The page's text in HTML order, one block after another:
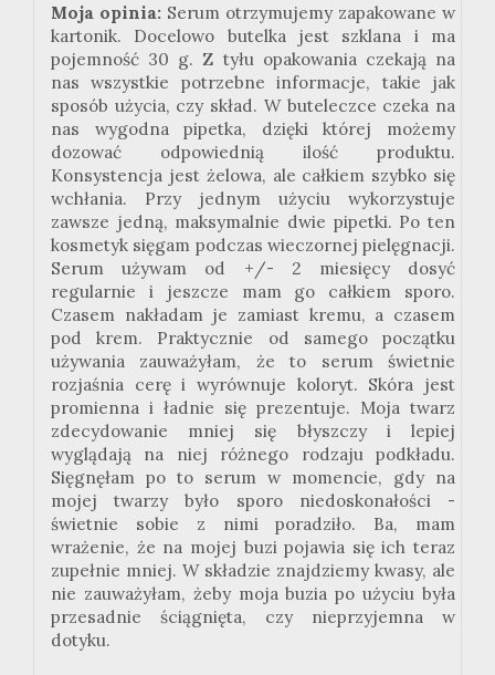
Moja opinia: Serum otrzymujemy zapakowane w
kartonik. Docelowo butelka jest szklana i ma
pojemność 30 g. Z tyłu opakowania czekają na
nas wszystkie potrzebne informacje, takie jak
sposób użycia, czy skład. W buteleczce czeka na
nas wygodna pipetka, dzięki której możemy
dozować odpowiednią ilość produktu.
Konsystencja jest żelowa, ale całkiem szybko się
wchłania. Przy jednym użyciu wykorzystuje
zawsze jedną, maksymalnie dwie pipetki. Po ten
kosmetyk sięgam podczas wieczornej pielęgnacji.
Serum używam od +/- 2 miesięcy dosyć
regularnie i jeszcze mam go całkiem sporo.
Czasem nakładam je zamiast kremu, a czasem
pod krem. Praktycznie od samego początku
używania zauważyłam, że to serum świetnie
rozjaśnia cerę i wyrównuje koloryt. Skóra jest
promienna i ładnie się prezentuje. Moja twarz
zdecydowanie mniej się błyszczy i lepiej
wyglądają na niej różnego rodzaju podkładu.
Sięgnęłam po to serum w momencie, gdy na
mojej twarzy było sporo niedoskonałości -
świetnie sobie z nimi poradziło. Ba, mam
wrażenie, że na mojej buzi pojawia się ich teraz
zupełnie mniej. W składzie znajdziemy kwasy, ale
nie zauważyłam, żeby moja buzia po użyciu była
przesadnie ściągnięta, czy nieprzyjemna w
dotyku.